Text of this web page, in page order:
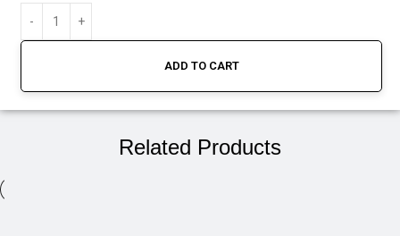
ADD TO CART
Related Products